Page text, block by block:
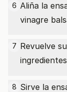
6 Aliña la
vinagre
7 Revuelve
8 Sirve la